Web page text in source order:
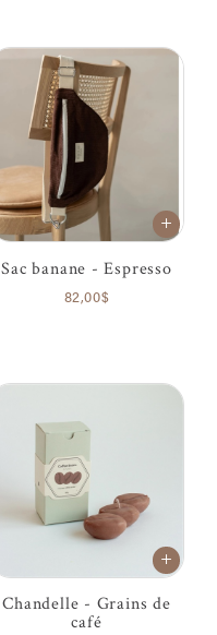
Sac banane - Espresso
82,00$
Chandelle - Grains de
café